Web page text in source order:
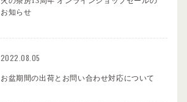
お知らせ
2022.08.05
お盆期間の出荷とお問い合わせ対応について